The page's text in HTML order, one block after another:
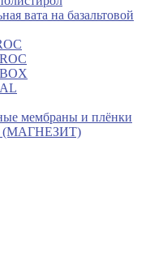
вата на базальтовой
мембраны и плёнки
(МАГНЕЗИТ)